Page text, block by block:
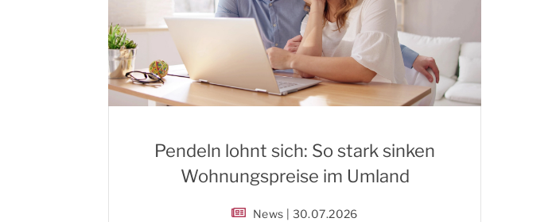
Pendeln lohnt sich: So stark sinken
Wohnungspreise im Umland
News | 30.07.2026